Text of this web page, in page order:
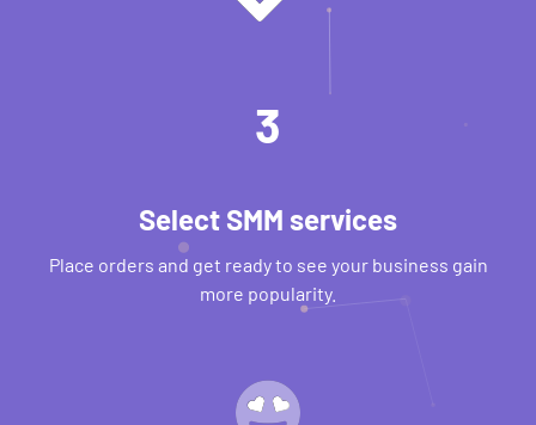
3
Select SMM services
Place orders and get ready to see your business gain
more popularity.